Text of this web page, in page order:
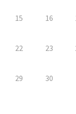
15 16
22 23
29 30